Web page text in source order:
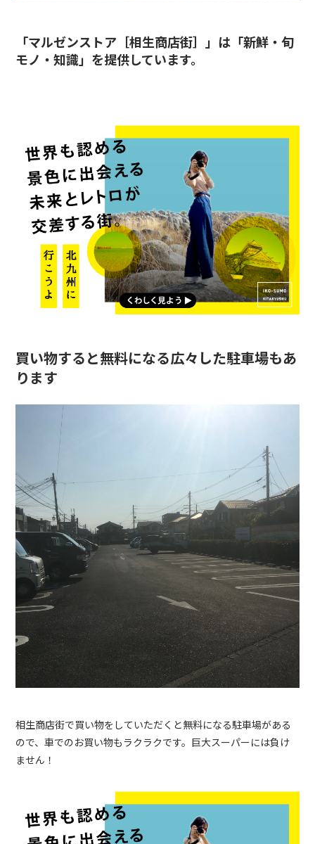
「マルゼンストア［相生商店街］」は「新鮮・旬
モノ・知識」を提供しています。
買い物すると無料になる広々した駐車場もあ
ります
相生商店街で買い物をしていただくと無料になる駐車場がある
ので、車でのお買い物もラクラクです。巨大スーパーには負け
ません！